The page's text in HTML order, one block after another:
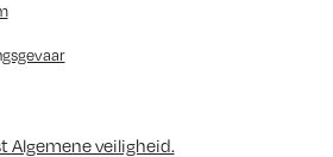
Algemene veiligheid.